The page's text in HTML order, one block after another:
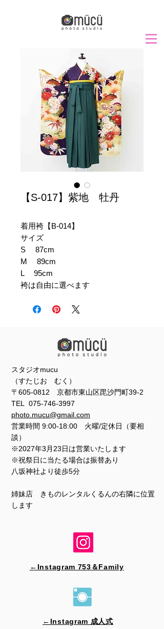
【S-017】紫地 牡丹
着用袴【B-014】
サイズ
S 87cm
M 89cm
L 95cm
袴は自由に選べます
スタジオmucu
（すたじお むく）
〒605-0812 京都市東山区毘沙門町39-2
TEL 075-746-3997
photo.mucu@gmail.com
営業時間 9:00-18:00 火曜/定休日（要相
談）
※2027年3月23日は営業いたします
※祝祭日に当たる場合は振替あり
​​八坂神社より徒歩5分
姉妹店 きものレンタルくるんの右隣に位置
します
←Instagram 753＆​Family
←Instagram 成人式